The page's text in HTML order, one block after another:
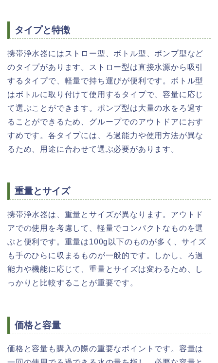
タイプと特徴
携帯浄水器にはストロー型、ボトル型、ポンプ型など
のタイプがあります。ストロー型は直接水源から吸引
するタイプで、軽量で持ち運びが便利です。ボトル型
はボトルに取り付けて使用するタイプで、容量に応じ
て選ぶことができます。ポンプ型は大量の水をろ過す
ることができるため、グループでのアウトドアにおす
すめです。各タイプには、ろ過能力や使用方法が異な
るため、用途に合わせて選ぶ必要があります。
重量とサイズ
携帯浄水器は、重量とサイズが異なります。アウトド
アでの使用を考慮して、軽量でコンパクトなものを選
ぶと便利です。重量は100g以下のものが多く、サイズ
も手のひらに収まるものが一般的です。しかし、ろ過
能力や機能に応じて、重量とサイズは変わるため、し
っかりと比較することが重要です。
価格と容量
価格と容量も購入の際の重要なポイントです。容量は